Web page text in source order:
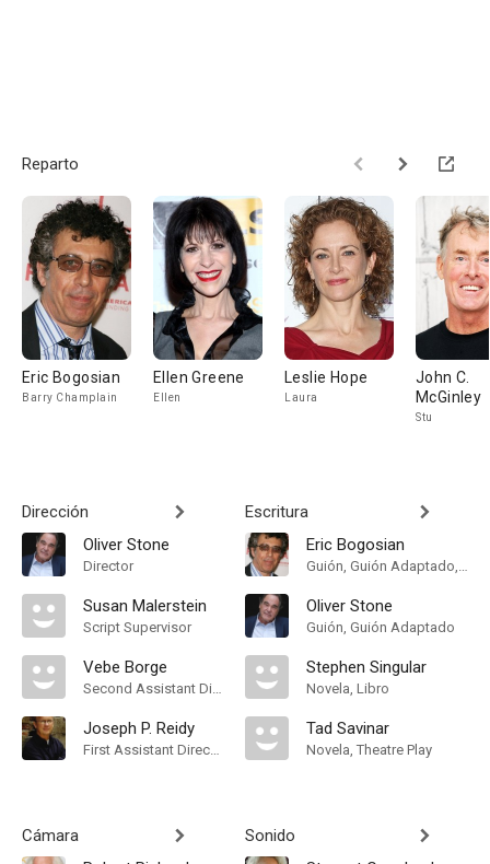
Reparto
Eric Bogosian
Barry Champlain
Ellen Greene
Ellen
Leslie Hope
Laura
John C.
McGinley
Stu
Dirección
Oliver Stone
Director
Susan Malerstein
Script Supervisor
Vebe Borge
Second Assistant Director
Joseph P. Reidy
First Assistant Director
Cámara
Escritura
Eric Bogosian
Guión, Guión Adaptado, Novela, Theatre Play
Oliver Stone
Guión, Guión Adaptado
Stephen Singular
Novela, Libro
Tad Savinar
Novela, Theatre Play
Sonido